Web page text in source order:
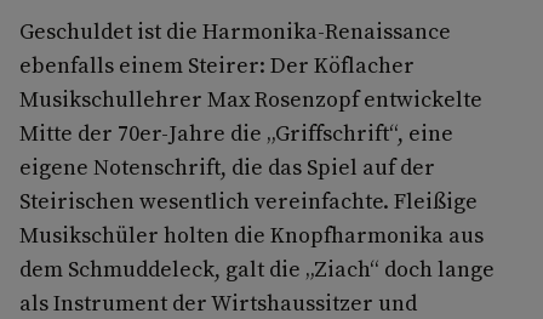
Geschuldet ist die Harmonika-Renaissance
ebenfalls einem Steirer: Der Köflacher
Musikschullehrer Max Rosenzopf entwickelte
Mitte der 70er-Jahre die „Griffschrift“, eine
eigene Notenschrift, die das Spiel auf der
Steirischen wesentlich vereinfachte. Fleißige
Musikschüler holten die Knopfharmonika aus
dem Schmuddeleck, galt die „Ziach“ doch lange
als Instrument der Wirtshaussitzer und